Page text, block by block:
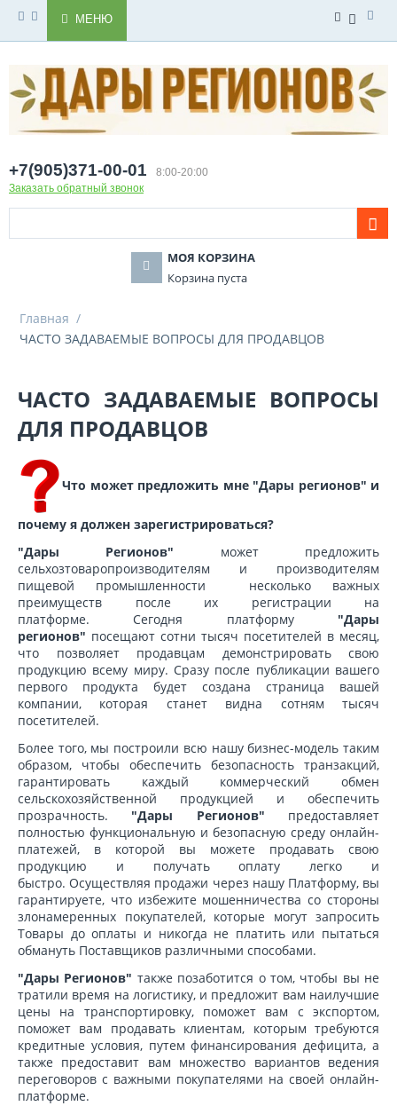
МЕНЮ
+7(905)371-00-01
8:00-20:00
Заказать обратный звонок
МОЯ КОРЗИНА
Корзина пуста
Главная /
ЧАСТО ЗАДАВАЕМЫЕ ВОПРОСЫ ДЛЯ ПРОДАВЦОВ
ЧАСТО ЗАДАВАЕМЫЕ ВОПРОСЫ
ДЛЯ ПРОДАВЦОВ
Что может предложить мне "Дары регионов" и
почему я должен зарегистрироваться?
"Дары Регионов" может предложить
сельхозтоваропроизводителям и производителям
пищевой промышленности несколько важных
преимуществ после их регистрации на
платформе. Сегодня платформу "Дары
регионов" посещают сотни тысяч посетителей в месяц,
что позволяет продавцам демонстрировать свою
продукцию всему миру. Сразу после публикации вашего
первого продукта будет создана страница вашей
компании, которая станет видна сотням тысяч
посетителей.
Более того, мы построили всю нашу бизнес-модель таким
образом, чтобы обеспечить безопасность транзакций,
гарантировать каждый коммерческий обмен
сельскохозяйственной продукцией и обеспечить
прозрачность. "Дары Регионов" предоставляет
полностью функциональную и безопасную среду онлайн-
платежей, в которой вы можете продавать свою
продукцию и получать оплату легко и
быстро. Осуществляя продажи через нашу Платформу, вы
гарантируете, что избежите мошенничества со стороны
злонамеренных покупателей, которые могут запросить
Товары до оплаты и никогда не платить или пытаться
обмануть Поставщиков различными способами.
"Дары Регионов" также позаботится о том, чтобы вы не
тратили время на логистику, и предложит вам наилучшие
цены на транспортировку, поможет вам с экспортом,
поможет вам продавать клиентам, которым требуются
кредитные условия, путем финансирования дефицита, а
также предоставит вам множество вариантов ведения
переговоров с важными покупателями на своей онлайн-
платформе.